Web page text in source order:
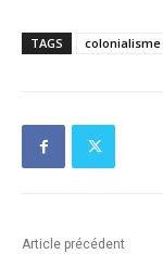
TAGS colonialisme
Article précédent